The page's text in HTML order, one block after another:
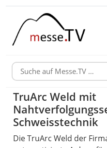
TruArc Weld mit
Schweisstechnik
Die TruArc Weld der